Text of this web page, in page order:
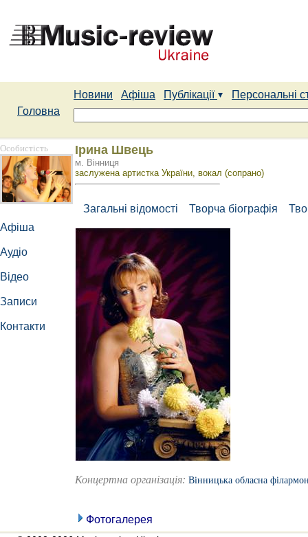
Новини Афіша Публікації
Персональні
Головна
Особистість
Афіша
Аудіо
Відео
Записи
Контакти
Ірина Швець
м. Вінниця
заслужена артистка України, вокал (сопрано)
Загальні відомості Творча біографія
Концертна організація: Вінницька обласна
Фотогалерея